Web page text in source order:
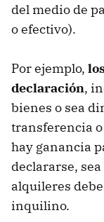
del medio de
o efectivo).
Por ejemplo,
declaración,
bienes o sea
transferencia o
hay ganancia
declararse, sea
alquileres
inquilino.